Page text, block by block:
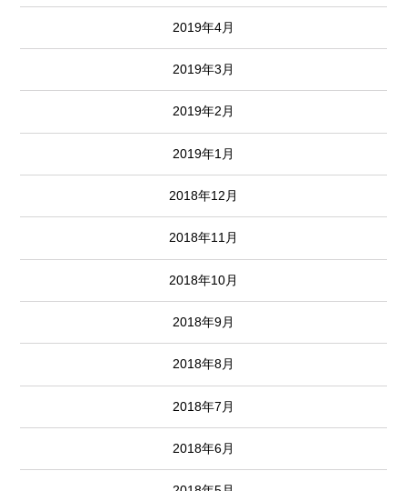
2019年4月
2019年3月
2019年2月
2019年1月
2018年12月
2018年11月
2018年10月
2018年9月
2018年8月
2018年7月
2018年6月